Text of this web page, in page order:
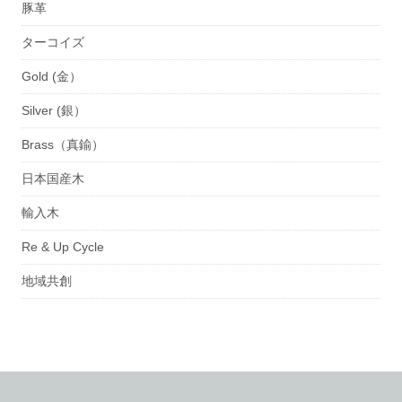
豚革
ターコイズ
Gold (金）
Silver (銀）
Brass（真鍮）
日本国産木
輸入木
Re & Up Cycle
地域共創